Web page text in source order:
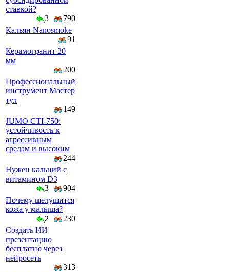
ставкой?
3
790
Кальян Nanosmoke
91
Керамогранит 20
мм
200
Профессиональный
инструмент Мастер
тул
149
JUMO CTI-750:
устойчивость к
агрессивным
средам и высоким
244
Нужен кальций с
витамином D3
3
904
Почему шелушится
кожа у малыша?
2
230
Создать ИИ
презентацию
бесплатно через
нейросеть
313